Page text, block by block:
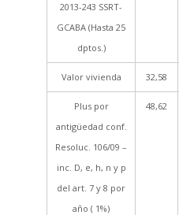
2013-243 SSRT-
GCABA (Hasta 25
dptos.)
Valor vivienda 32,58
Plus por
antigüedad conf.
Resoluc. 106/09 –
inc. D, e, h, n y p
del art. 7 y 8 por
año ( 1%)
48,62